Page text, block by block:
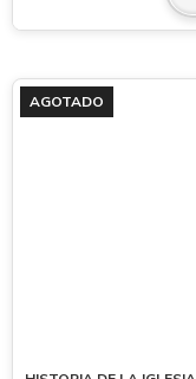
AGOTADO